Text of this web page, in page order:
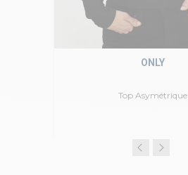
Top Asymétrique
ONLY